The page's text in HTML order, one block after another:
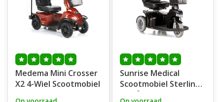
Medema Mini Crosser
X2 4-Wiel Scootmobiel
Sunrise Medical
Scootmobiel Sterling
Elite² Plus